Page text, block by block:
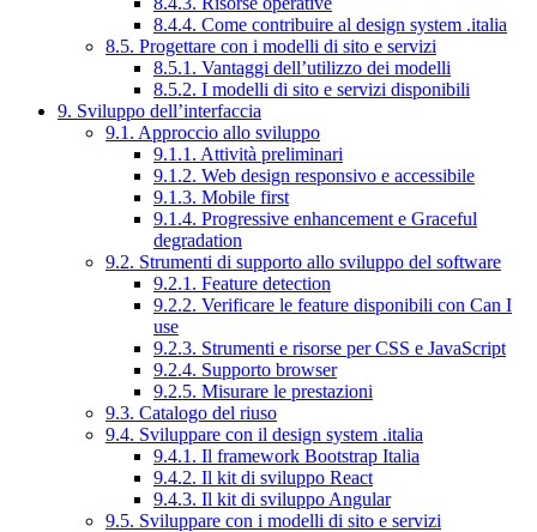
8.4.4. Come contribuire al design system .italia
8.5. Progettare con i modelli di sito e servizi
8.5.1. Vantaggi dell’utilizzo dei modelli
8.5.2. I modelli di sito e servizi disponibili
9. Sviluppo dell’interfaccia
9.1. Approccio allo sviluppo
9.1.1. Attività preliminari
9.1.2. Web design responsivo e accessibile
9.1.3. Mobile first
9.1.4. Progressive enhancement e Graceful
degradation
9.2. Strumenti di supporto allo sviluppo del software
9.2.1. Feature detection
9.2.2. Verificare le feature disponibili con Can I
use
9.2.3. Strumenti e risorse per CSS e JavaScript
9.2.4. Supporto browser
9.2.5. Misurare le prestazioni
9.3. Catalogo del riuso
9.4. Sviluppare con il design system .italia
9.4.1. Il framework Bootstrap Italia
9.4.2. Il kit di sviluppo React
9.4.3. Il kit di sviluppo Angular
9.5. Sviluppare con i modelli di sito e servizi